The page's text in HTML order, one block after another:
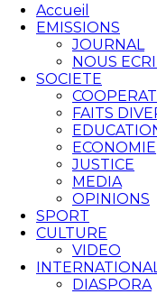
Accueil
EMISSIONS
JOURNAL
NOUS
SOCIETE
FAITS
ECONOMIE
JUSTICE
MEDIA
OPINIONS
SPORT
CULTURE
VIDEO
INTERNATIONAL
DIASPORA